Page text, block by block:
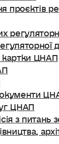
проєктів
картки ЦНАП
ЦНАП
з питань